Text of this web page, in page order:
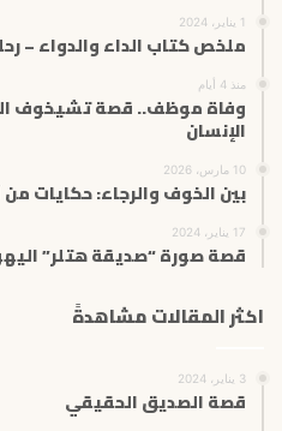
1 يناير، 2024
ملخص كتاب الداء والدواء –
منذ 4 أيام
وفاة موظف.. قصة تشيخوف
الإنسان
10 مارس، 2026
بين الخوف والرجاء: حكايات من
17 يناير، 2024
قصة صورة “صديقة هتلر”
اكثر المقالات مشاهدةً
3 يناير، 2024
قصة الصديق الحقيقي